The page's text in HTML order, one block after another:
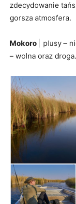
zdecydowanie
gorsza atmosfera.
Mokoro | plusy –
– wolna oraz droga.